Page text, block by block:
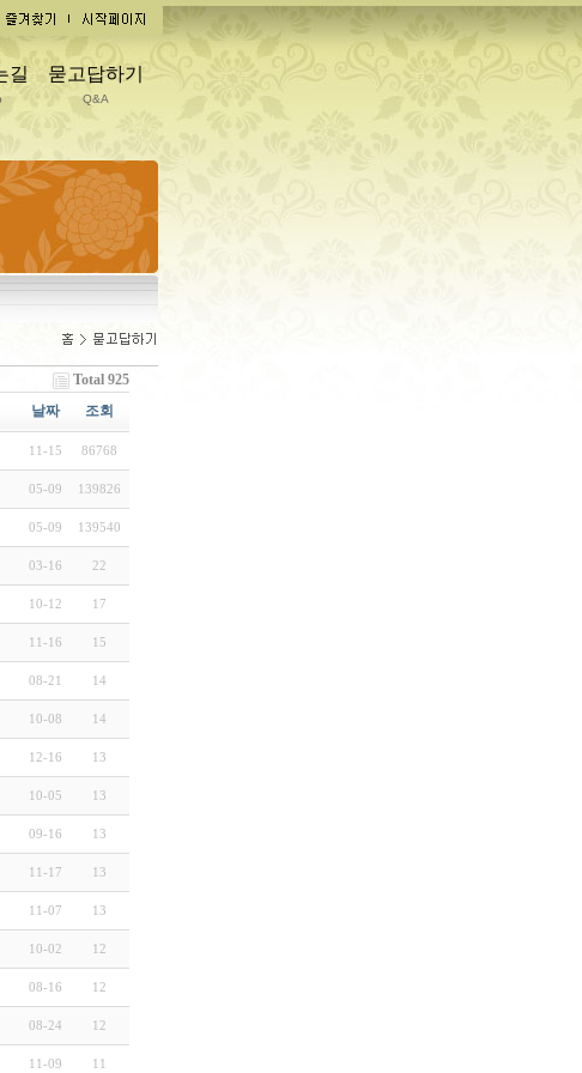
길 묻고답하기
Q&A
Total 925
날짜 조회
11-15 86768
05-09 139826
05-09 139540
03-16 22
10-12 17
11-16 15
08-21 14
10-08 14
12-16 13
10-05 13
09-16 13
11-17 13
11-07 13
10-02 12
08-16 12
08-24 12
11-09 11